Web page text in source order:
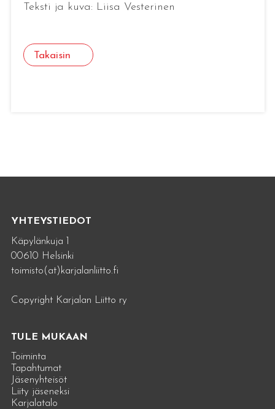
Teksti ja kuva: Liisa Vesterinen
Takaisin
YHTEYSTIEDOT
Käpylänkuja 1
00610 Helsinki
toimisto(at)karjalanliitto.fi
Copyright Karjalan Liitto ry
TULE MUKAAN
Toiminta
Tapahtumat
Jäsenyhteisöt
Liity jäseneksi
Karjalatalo